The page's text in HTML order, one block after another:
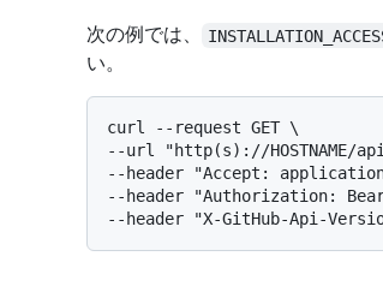
次の例では、
い。
curl --request GET \
--url "http(s)://HOSTNAME/
--header "Accept:
--header "Authorization: Bearer